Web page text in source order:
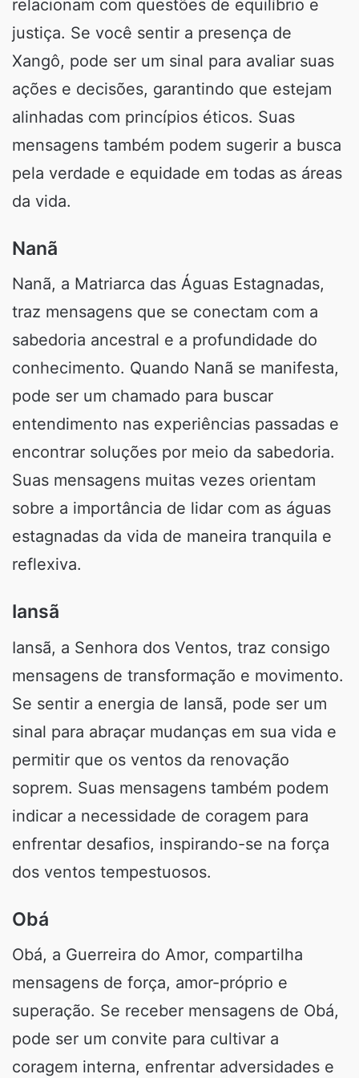
relacionam com questões de equilíbrio e
justiça. Se você sentir a presença de
Xangô, pode ser um sinal para avaliar suas
ações e decisões, garantindo que estejam
alinhadas com princípios éticos. Suas
mensagens também podem sugerir a busca
pela verdade e equidade em todas as áreas
da vida.
Nanã
Nanã, a Matriarca das Águas Estagnadas,
traz mensagens que se conectam com a
sabedoria ancestral e a profundidade do
conhecimento. Quando Nanã se manifesta,
pode ser um chamado para buscar
entendimento nas experiências passadas e
encontrar soluções por meio da sabedoria.
Suas mensagens muitas vezes orientam
sobre a importância de lidar com as águas
estagnadas da vida de maneira tranquila e
reflexiva.
Iansã
Iansã, a Senhora dos Ventos, traz consigo
mensagens de transformação e movimento.
Se sentir a energia de Iansã, pode ser um
sinal para abraçar mudanças em sua vida e
permitir que os ventos da renovação
soprem. Suas mensagens também podem
indicar a necessidade de coragem para
enfrentar desafios, inspirando-se na força
dos ventos tempestuosos.
Obá
Obá, a Guerreira do Amor, compartilha
mensagens de força, amor-próprio e
superação. Se receber mensagens de Obá,
pode ser um convite para cultivar a
coragem interna, enfrentar adversidades e